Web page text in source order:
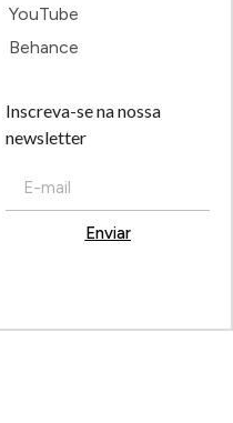
YouTube
Behance
Inscreva-se na nossa
newsletter
Enviar